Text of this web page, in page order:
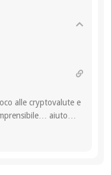
alle cryptovalute e
aiuto…